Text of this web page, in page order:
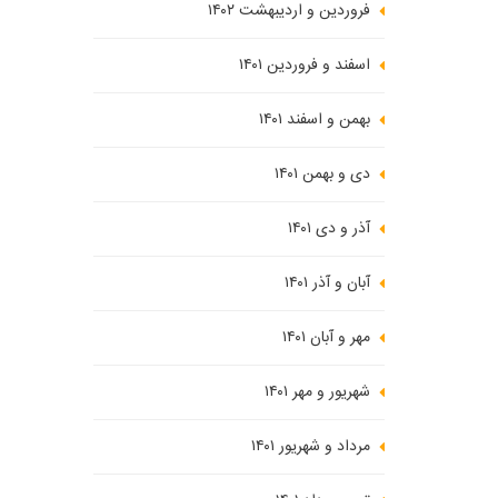
فروردین و اردیبهشت ۱۴۰۲
اسفند و فروردین ۱۴۰۱
بهمن و اسفند ۱۴۰۱
دی و بهمن ۱۴۰۱
آذر و دی ۱۴۰۱
آبان و آذر ۱۴۰۱
مهر و آبان ۱۴۰۱
شهریور و مهر ۱۴۰۱
مرداد و شهریور ۱۴۰۱